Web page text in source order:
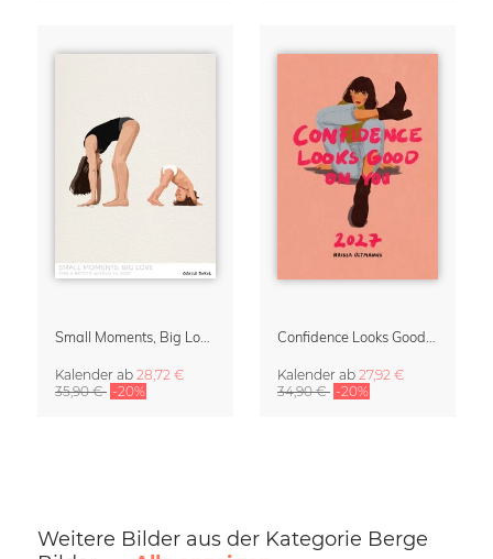
Small Moments, Big Love – Mutterschaftskalender von Giselle Dekel
Kalender ab 28,72 €
35,90 € -20%
Confidence Looks Good On You Kalender 2027
Kalender ab 27,92 €
34,90 € -20%
Weitere Bilder aus der Kategorie Berge